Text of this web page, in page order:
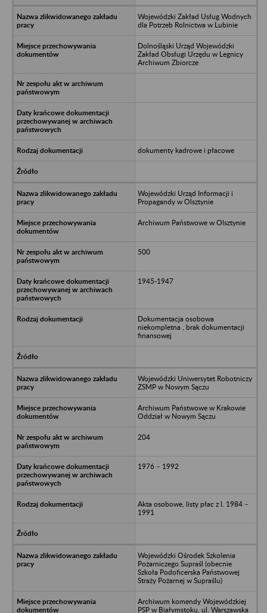
Wojewódzki Zakład Usług Wodnych
dla Potrzeb Rolnictwa w Lubinie
Dolnośląski Urząd Wojewódzki
Zakład Obsługi Urzędu w Legnicy
Archiwum Zbiorcze
dokumenty kadrowe i płacowe
Wojewódzki Urząd Informacji i
Propagandy w Olsztynie
Archiwum Państwowe w Olsztynie
500
1945-1947
Dokumentacja osobowa
niekompletna , brak dokumentacji
finansowej
Wojewódzki Uniwersytet Robotniczy
ZSMP w Nowym Sączu
Archiwum Państwowe w Krakowie
Oddział w Nowym Sączu
204
1976 – 1992
Akta osobowe, listy płac z l. 1984 –
1991
Wojewódzki Ośrodek Szkolenia
Pożarniczego Supraśl (obecnie
Szkoła Podoficerska Państwowej
Straży Pożarnej w Supraślu)
Archiwum komendy Wojewódzkiej
PSP w Białymstoku, ul. Warszawska